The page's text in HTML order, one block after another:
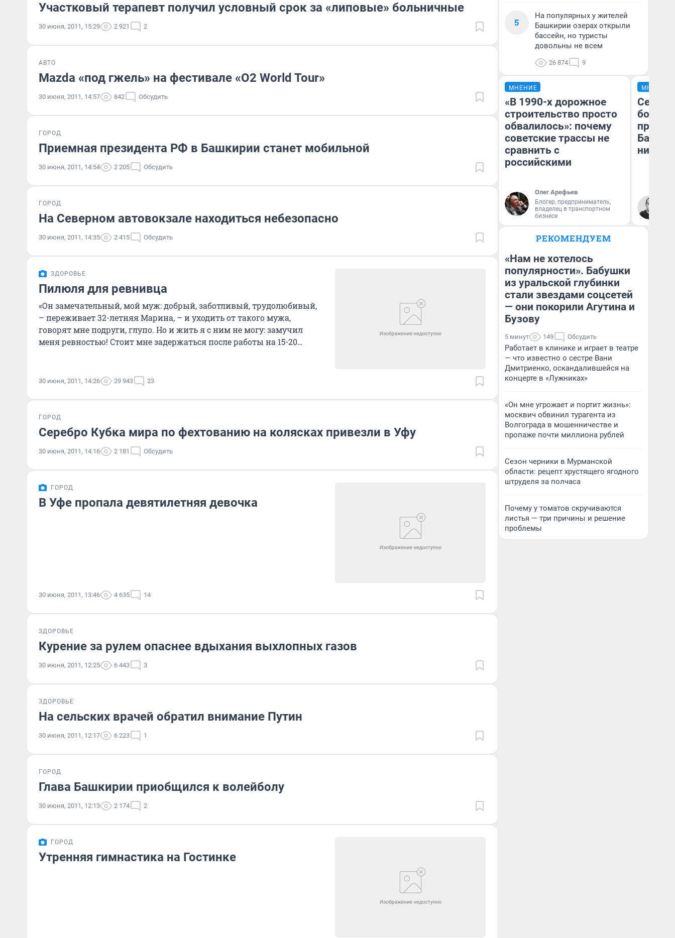
Участковый терапевт получил условный срок за «липовые» больничные
30 июня, 2011, 15:29 2 921 2
АВТО
Mazda «под гжель» на фестивале «O2 World Tour»
30 июня, 2011, 14:57 842 Обсудить
ГОРОД
Приемная президента РФ в Башкирии станет мобильной
30 июня, 2011, 14:54 2 205 Обсудить
ГОРОД
На Северном автовокзале находиться небезопасно
30 июня, 2011, 14:35 2 415 Обсудить
ЗДОРОВЬЕ
Пилюля для ревнивца
«Он замечательный, мой муж: добрый, заботливый, трудолюбивый,
– переживает 32-летняя Марина, – и уходить от такого мужа,
говорят мне подруги, глупо. Но и жить я c ним не могу: замучил
меня ревностью! Стоит мне задержаться после работы на 15-20
30 июня, 2011, 14:26 29 943 23
ГОРОД
Серебро Кубка мира по фехтованию на колясках привезли в Уфу
30 июня, 2011, 14:16 2 181 Обсудить
ГОРОД
В Уфе пропала девятилетняя девочка
30 июня, 2011, 13:46 4 635 14
ЗДОРОВЬЕ
Курение за рулем опаснее вдыхания выхлопных газов
30 июня, 2011, 12:25 6 443 3
ЗДОРОВЬЕ
На сельских врачей обратил внимание Путин
30 июня, 2011, 12:17 6 223 1
ГОРОД
Глава Башкирии приобщился к волейболу
30 июня, 2011, 12:13 2 174 2
ГОРОД
Утренняя гимнастика на Гостинке
5
На популярных у жителей
Башкирии озерах открыли
бассейн, но туристы
довольны не всем
26 874 9
МНЕНИЕ
«В 1990-х дорожное
строительство просто
обвалилось»: почему
советские трассы не
сравнить с
российскими
Олег Арефьев
Блогер, предприниматель,
владелец в транспортном
бизнесе
МНЕНИЕ
Север
них
РЕКОМЕНДУЕМ
«Нам не хотелось
популярности». Бабушки
из уральской глубинки
стали звездами соцсетей
— они покорили Агутина и
Бузову
5 минут 149 Обсудить
Работает в клинике и играет в театре
— что известно о сестре Вани
Дмитриенко, оскандалившейся на
концерте в «Лужниках»
«Он мне угрожает и портит жизнь»:
москвич обвинил турагента из
Волгограда в мошенничестве и
пропаже почти миллиона рублей
Сезон черники в Мурманской
области: рецепт хрустящего ягодного
штруделя за полчаса
Почему у томатов скручиваются
листья — три причины и решение
проблемы